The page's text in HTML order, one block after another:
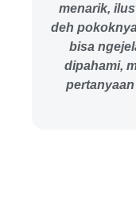
menarik,
deh
bisa
dipahami,